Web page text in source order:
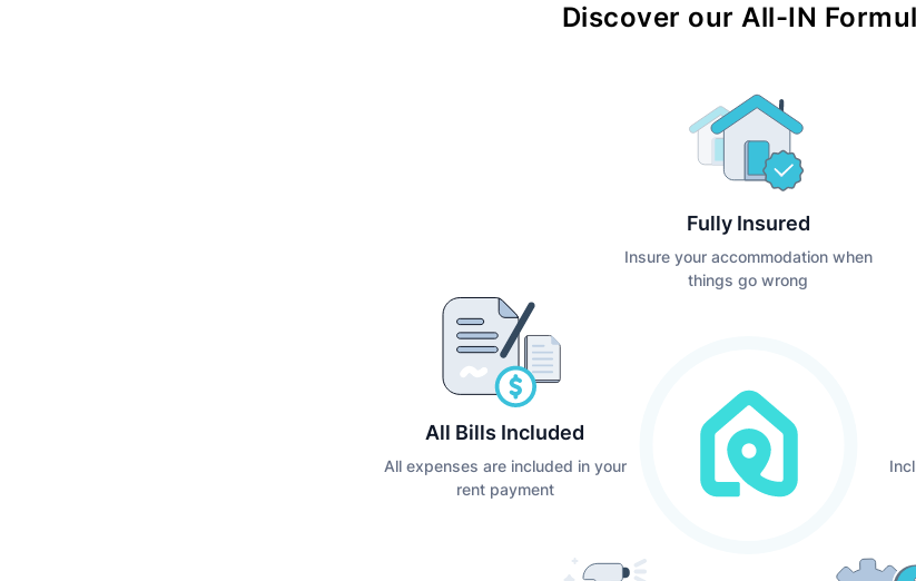
Discover our All-IN
Fully Insured
Insure your accommodation when
things go wrong
All Bills Included
All expenses are included in your
rent payment